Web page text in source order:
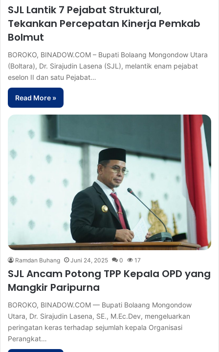
SJL Lantik 7 Pejabat Struktural,
Tekankan Percepatan Kinerja Pemkab
Bolmut
BOROKO, BINADOW.COM – Bupati Bolaang Mongondow Utara
(Boltara), Dr. Sirajudin Lasena (SJL), melantik enam pejabat
eselon II dan satu Pejabat…
Read More »
Ramdan Buhang Juni 24, 2025 0 17
SJL Ancam Potong TPP Kepala OPD yang
Mangkir Paripurna
BOROKO, BINADOW.COM — Bupati Bolaang Mongondow
Utara, Dr. Sirajudin Lasena, SE., M.Ec.Dev, mengeluarkan
peringatan keras terhadap sejumlah kepala Organisasi
Perangkat…